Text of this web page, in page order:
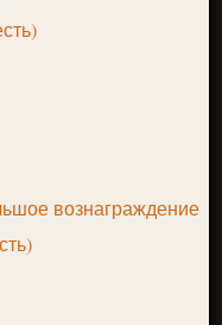
вознаграждение